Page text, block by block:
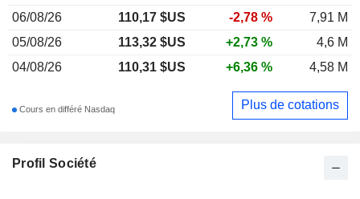
Profil Société
06/08/26
110,17 $US -2,78 %
7,91 M
05/08/26
113,32 $US +2,73 %
4,6 M
04/08/26
110,31 $US +6,36 % 4,58 M
Cours en différé Nasdaq Plus de cotations